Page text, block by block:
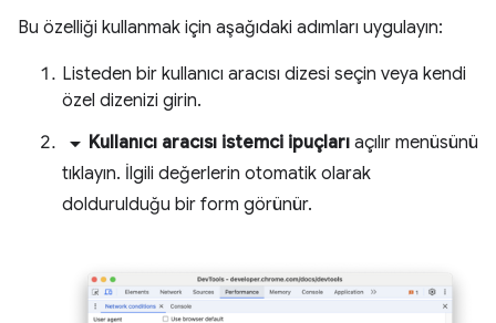
Bu özelliği kullanmak için aşağıdaki adımları uygulayın:
Listeden bir kullanıcı aracısı dizesi seçin veya kendi
özel dizenizi girin.
arrow_drop_down Kullanıcı aracısı istemci ipuçları açılır menüsünü
tıklayın. İlgili değerlerin otomatik olarak
doldurulduğu bir form görünür.